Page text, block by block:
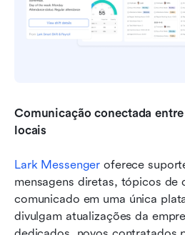
Comunicação conectada
locais
Lark Messenger oferece
mensagens diretas, tópicos de
comunicado em uma única
divulgam atualizações da